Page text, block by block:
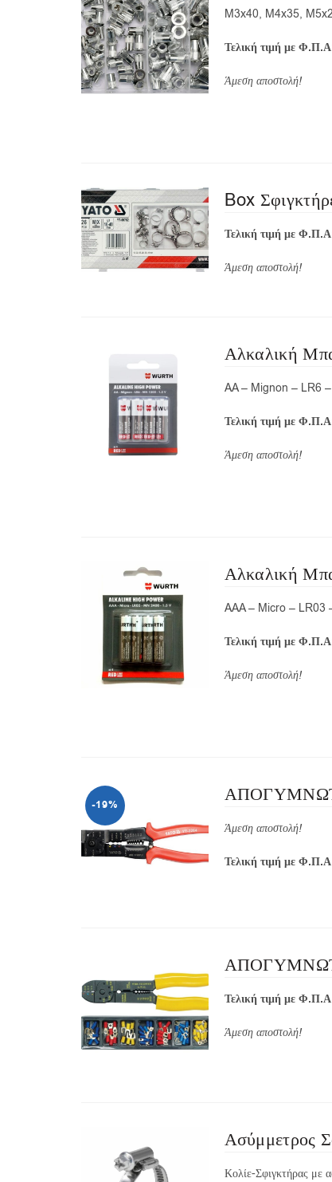
M3x40, M4x35,
Τελική τιμή με
Άμεση αποστολή!
Box
Τελική τιμή με
Αλκαλική
AA – Mignon – LR6
Τελική τιμή με
Άμεση αποστολή!
Αλκαλική
AAA – Micro – LR03
Τελική τιμή με
Άμεση αποστολή!
-19%
Άμεση αποστολή!
Τελική τιμή με
Τελική τιμή με
Άμεση αποστολή!
Ασύμμετρος
Κολίε-Σφιγκτήρας με